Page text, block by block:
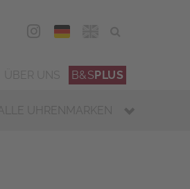
DEU
B&SPLUS
ALLE UHRENMARKEN